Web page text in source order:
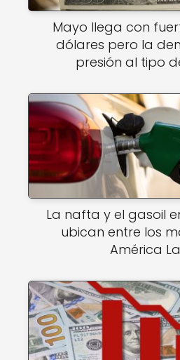
Mayo llega con
dólares pero la
presión al tipo
La nafta y el gasoil
ubican entre los
América